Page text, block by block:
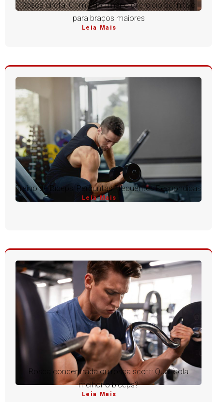
Rosca direta: Como dominar o exercício definitivo
para braços maiores
Leia Mais
Treino de Bíceps: Perguntas Frequentes Respondidas
Leia Mais
Rosca concentrada ou rosca scott: Qual isola
melhor o bíceps?
Leia Mais